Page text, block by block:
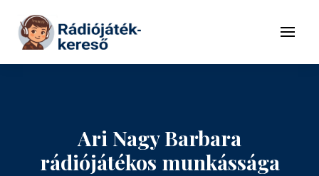
Tovább a tartalomhoz
Menü
Ari Nagy Barbara
rádiójátékos munkássága